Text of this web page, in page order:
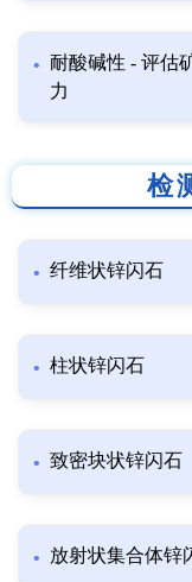
耐酸碱性 - 评估
力
检
纤维状锌闪石
柱状锌闪石
致密块状锌闪石
放射状集合体锌